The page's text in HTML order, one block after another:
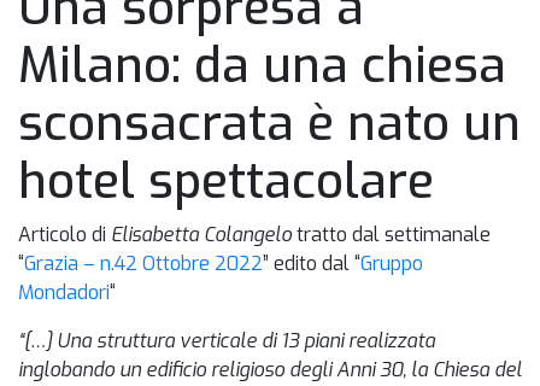
Milano: da una chiesa
sconsacrata è nato un
hotel spettacolare
Articolo di Elisabetta Colangelotratto dal settimanale
“Grazia – n.42 Ottobre 2022” edito dal “Gruppo
Mondadori“
“[…] Una struttura verticale di 13 piani realizzata
inglobando un edificio religioso degli Anni 30, la Chiesa del